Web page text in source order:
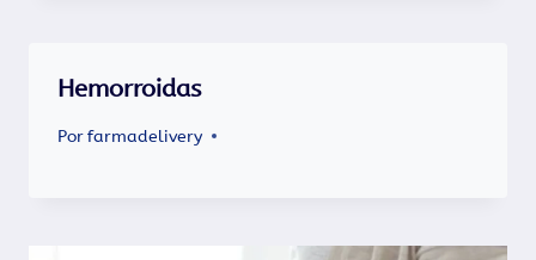
Hemorroidas
Porfarmadelivery